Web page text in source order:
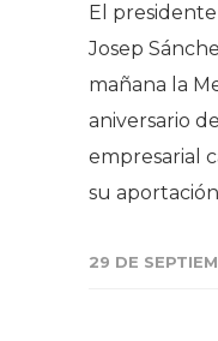
El
Josep
mañana la
aniversario
empresarial
su aportación
29 DE